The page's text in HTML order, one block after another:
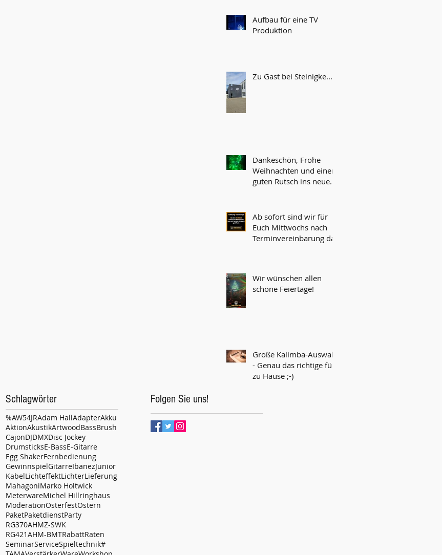
Aufbau für eine TV
Produktion
Zu Gast bei Steinigke...
Dankeschön, Frohe
Weihnachten und einen
guten Rutsch ins neue
Ab sofort sind wir für
Euch Mittwochs nach
Terminvereinbarung da!
Wir wünschen allen
schöne Feiertage!
Große Kalimba-Auswahl
- Genau das richtige für
zu Hause ;-)
Schlagwörter Folgen Sie uns!
%AW54JRAdam HallAdapterAkku
AktionAkustikArtwoodBassBrush
CajonDJDMXDisc Jockey
DrumsticksE-BassE-Gitarre
Egg ShakerFernbedienung
GewinnspielGitarreIbanezJunior
KabelLichteffektLichterLieferung
MahagoniMarko Holtwick
MeterwareMichel Hillringhaus
ModerationOsterfestOstern
PaketPaketdienstParty
RG370AHMZ-SWK
RG421AHM-BMTRabattRaten
SeminarServiceSpieltechnik#